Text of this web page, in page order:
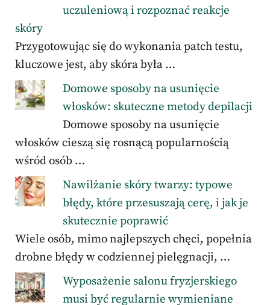
uczuleniową i rozpoznać reakcje
skóry
Przygotowując się do wykonania patch testu,
kluczowe jest, aby skóra była …
Domowe sposoby na usunięcie
włosków: skuteczne metody depilacji
Domowe sposoby na usunięcie
włosków cieszą się rosnącą popularnością
wśród osób …
Nawilżanie skóry twarzy: typowe
błędy, które przesuszają cerę, i jak je
skutecznie poprawić
Wiele osób, mimo najlepszych chęci, popełnia
drobne błędy w codziennej pielęgnacji, …
Wyposażenie salonu fryzjerskiego
musi być regularnie wymieniane